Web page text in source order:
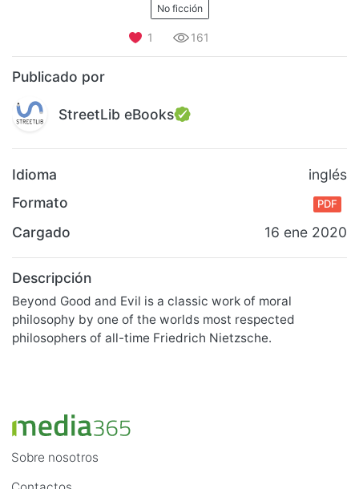
No ficción
1 161
Publicado por
StreetLib eBooks
Idioma
inglés
Formato
PDF
Cargado 16 ene 2020
Descripción
Beyond Good and Evil is a classic work of moral
philosophy by one of the worlds most respected
philosophers of all-time Friedrich Nietzsche.
Sobre nosotros